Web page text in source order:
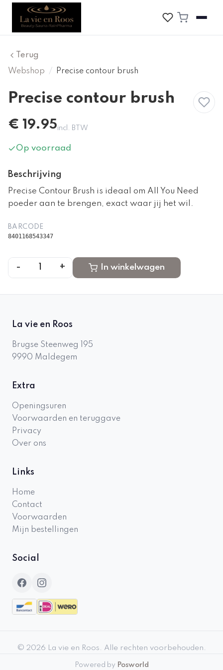
Terug
Webshop
/ Precise contour brush
Precise contour brush
€ 19.95incl. BTW
Op voorraad
Beschrijving
Precise Contour Brush is ideaal om All You Need
poeder aan te brengen, exact waar jij het wil.
BARCODE
8401168543347
- + In winkelwagen
La vie en Roos
Brugse Steenweg 195
9990 Maldegem
Extra
Openingsuren
Voorwaarden en teruggave
Privacy
Over ons
Links
Home
Contact
Voorwaarden
Mijn bestellingen
Social
© 2026 La vie en Roos. Alle rechten voorbehouden.
Powered by Posworld